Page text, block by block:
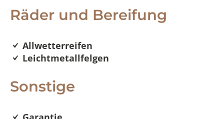
Räder und Bereifung
Allwetterreifen
Leichtmetallfelgen
Sonstige